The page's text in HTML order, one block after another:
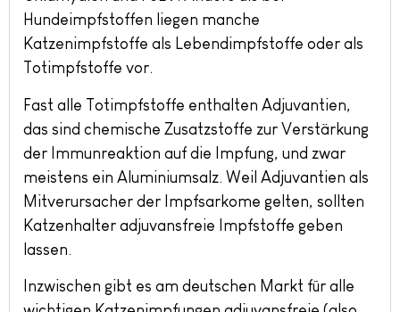
Hundeimpfstoffen liegen manche
Katzenimpfstoffe als Lebendimpfstoffe oder als
Totimpfstoffe vor.
Fast alle Totimpfstoffe enthalten Adjuvantien,
das sind chemische Zusatzstoffe zur Verstärkung
der Immunreaktion auf die Impfung, und zwar
meistens ein Aluminiumsalz. Weil Adjuvantien als
Mitverursacher der Impfsarkome gelten, sollten
Katzenhalter adjuvansfreie Impfstoffe geben
lassen.
Inzwischen gibt es am deutschen Markt für alle